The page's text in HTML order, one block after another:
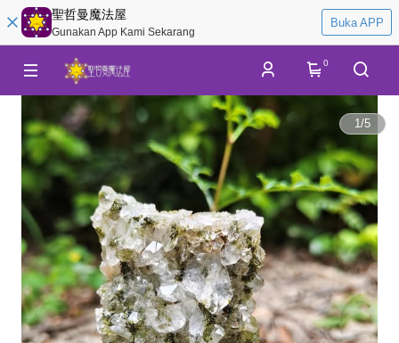
聖哲曼魔法屋
Gunakan App Kami Sekarang
Buka APP
0
1/5